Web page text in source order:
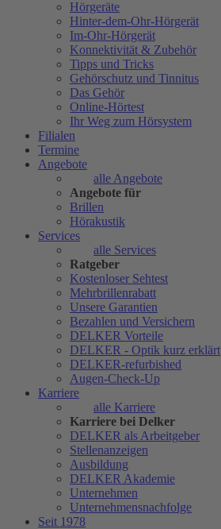
Hörgeräte
Hinter-dem-Ohr-Hörgerät
Im-Ohr-Hörgerät
Konnektivität & Zubehör
Tipps und Tricks
Gehörschutz und Tinnitus
Das Gehör
Online-Hörtest
Ihr Weg zum Hörsystem
Filialen
Termine
Angebote
alle Angebote
Angebote für
Brillen
Hörakustik
Services
alle Services
Ratgeber
Kostenloser Sehtest
Mehrbrillenrabatt
Unsere Garantien
Bezahlen und Versichern
DELKER Vorteile
DELKER - Optik kurz erklärt
DELKER-refurbished
Augen-Check-Up
Karriere
alle Karriere
Karriere bei Delker
DELKER als Arbeitgeber
Stellenanzeigen
Ausbildung
DELKER Akademie
Unternehmen
Unternehmensnachfolge
Seit 1978